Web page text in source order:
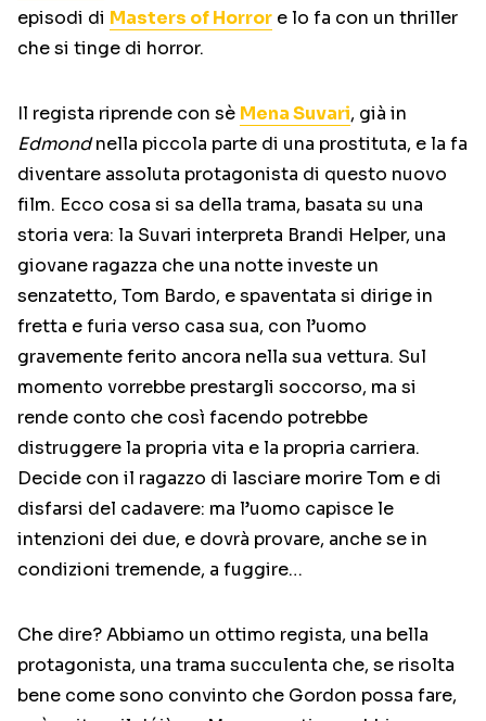
episodi di Masters of Horror e lo fa con un thriller
che si tinge di horror.
Il regista riprende con sè Mena Suvari, già in
Edmondnella piccola parte di una prostituta, e la fa
diventare assoluta protagonista di questo nuovo
film. Ecco cosa si sa della trama, basata su una
storia vera: la Suvari interpreta Brandi Helper, una
giovane ragazza che una notte investe un
senzatetto, Tom Bardo, e spaventata si dirige in
fretta e furia verso casa sua, con l’uomo
gravemente ferito ancora nella sua vettura. Sul
momento vorrebbe prestargli soccorso, ma si
rende conto che così facendo potrebbe
distruggere la propria vita e la propria carriera.
Decide con il ragazzo di lasciare morire Tom e di
disfarsi del cadavere: ma l’uomo capisce le
intenzioni dei due, e dovrà provare, anche se in
condizioni tremende, a fuggire…
Che dire? Abbiamo un ottimo regista, una bella
protagonista, una trama succulenta che, se risolta
bene come sono convinto che Gordon possa fare,